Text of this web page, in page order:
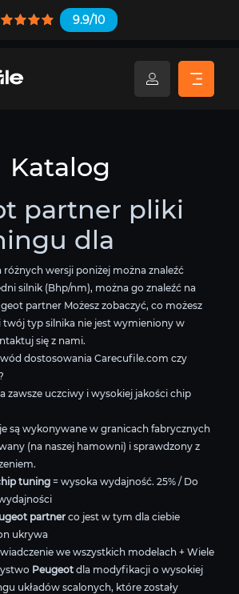
9.9/10
Katalog
partner pliki
dla
różnych wersji poniżej można znaleźć
silnik (Bhp/nm), można go znaleźć na
partner Możesz zobaczyć, co możesz
twój typ silnika nie jest wymieniony w
się z nami.
dostosowania Carecufile.com czy
zawsze uczciwy i wysokiej jakości chip
są wykonywane w granicach fabrycznych
(na naszej hamowni) i sprawdzony z
tuning = wysoka wydajność. 25% / Do
partner co jest w tym dla ciebie
ukrywa
we wszystkich modelach + Wiele
Peugeot dla modyfikacji o wysokiej
układów scalonych, które zostały